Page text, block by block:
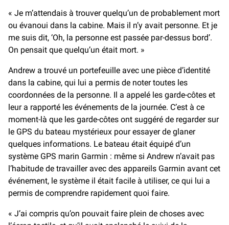
« Je m’attendais à trouver quelqu’un de probablement mort
ou évanoui dans la cabine. Mais il n’y avait personne. Et je
me suis dit, ‘Oh, la personne est passée par-dessus bord’.
On pensait que quelqu’un était mort. »
Andrew a trouvé un portefeuille avec une pièce d’identité
dans la cabine, qui lui a permis de noter toutes les
coordonnées de la personne. Il a appelé les garde-côtes et
leur a rapporté les événements de la journée. C’est à ce
moment-là que les garde-côtes ont suggéré de regarder sur
le GPS du bateau mystérieux pour essayer de glaner
quelques informations. Le bateau était équipé d’un
système GPS marin Garmin : même si Andrew n’avait pas
l’habitude de travailler avec des appareils Garmin avant cet
événement, le système il était facile à utiliser, ce qui lui a
permis de comprendre rapidement quoi faire.
« J’ai compris qu’on pouvait faire plein de choses avec